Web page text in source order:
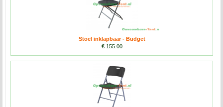
Stoel inklapbaar - Budget
€ 155.00